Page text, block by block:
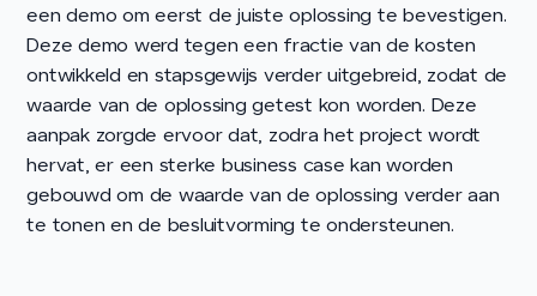
een demo om eerst de juiste oplossing te bevestigen.
Deze demo werd tegen een fractie van de kosten
ontwikkeld en stapsgewijs verder uitgebreid, zodat de
waarde van de oplossing getest kon worden. Deze
aanpak zorgde ervoor dat, zodra het project wordt
hervat, er een sterke business case kan worden
gebouwd om de waarde van de oplossing verder aan
te tonen en de besluitvorming te ondersteunen.